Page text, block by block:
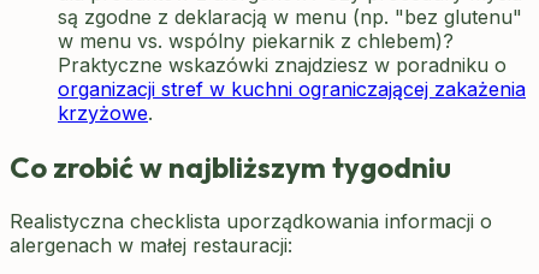
są zgodne z deklaracją w menu (np. "bez glutenu"
w menu vs. wspólny piekarnik z chlebem)?
Praktyczne wskazówki znajdziesz w poradniku o
organizacji stref w kuchni ograniczającej zakażenia
krzyżowe.
Co zrobić w najbliższym tygodniu
Realistyczna checklista uporządkowania informacji o
alergenach w małej restauracji: